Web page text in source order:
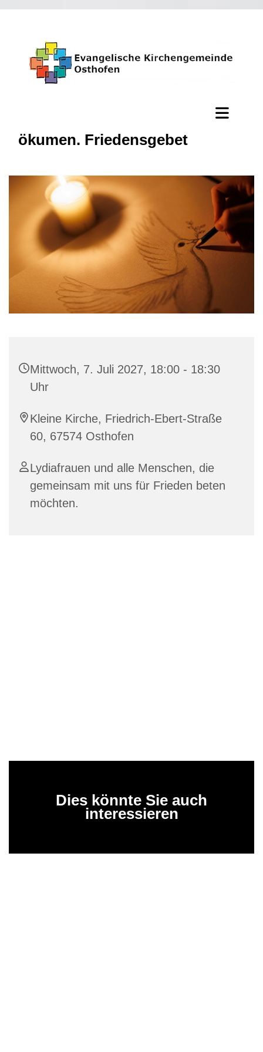
ökumen. Friedensgebet
Mittwoch, 7. Juli 2027, 18:00 - 18:30
Uhr
Kleine Kirche, Friedrich-Ebert-Straße
60, 67574 Osthofen
Lydiafrauen und alle Menschen, die
gemeinsam mit uns für Frieden beten
möchten.
Dies könnte Sie auch
interessieren